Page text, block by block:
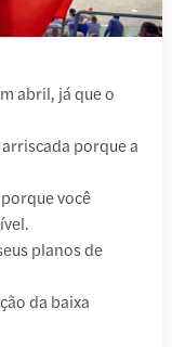
abril, já que o
porque a
você
planos de
da baixa